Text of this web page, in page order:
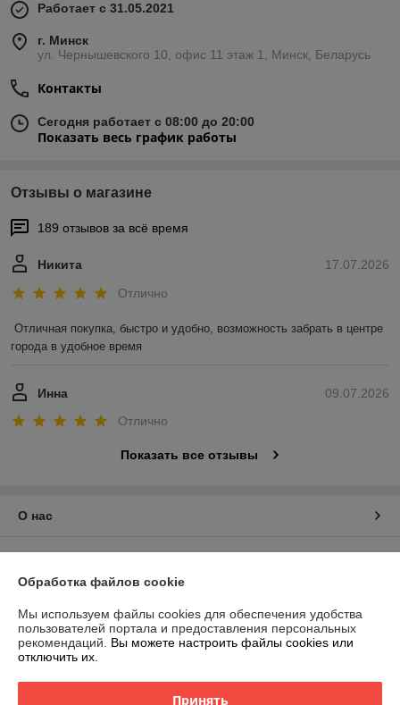
Работает с 31.05.2021
г. Минск
ул. Чернышевского 10, офис 11 этаж 1, Минск, Беларусь
Контакты
Сегодня работает с 08:00 до 20:00
Показать весь график работы
Отзывы о магазине
189 отзывов за всё время
17.07.2026
Никита
Отлично
Отличная покупка, быстро и удобно, возможность забрать в центре
города в удобное время
09.07.2026
Инна
Отлично
Показать все отзывы
О нас
График работы
Полная версия сайта
Обработка файлов cookie
Мы используем файлы cookies для обеспечения удобства
пользователей портала и предоставления персональных
рекомендаций. Вы можете настроить файлы cookies или
отключить их.
Принять